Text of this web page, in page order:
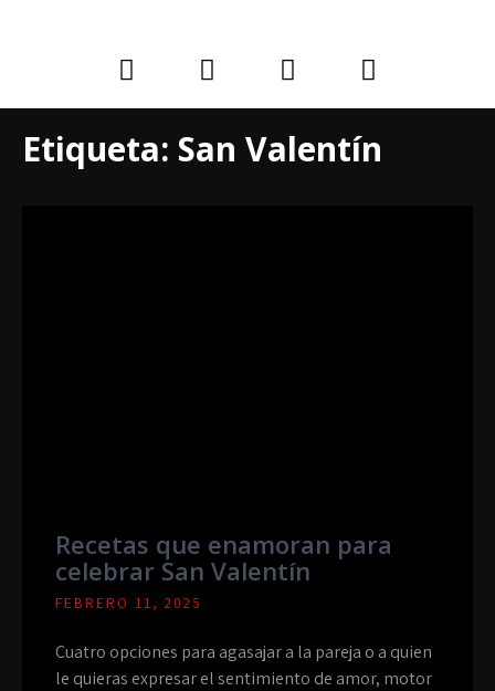
Etiqueta: San Valentín
Recetas que enamoran para
celebrar San Valentín
FEBRERO 11, 2025
Cuatro opciones para agasajar a la pareja o a quien
le quieras expresar el sentimiento de amor, motor